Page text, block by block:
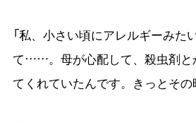
「私、小さい頃にアレルギーみた
て……。母が心配して、殺虫剤と
てくれていたんです。きっとその